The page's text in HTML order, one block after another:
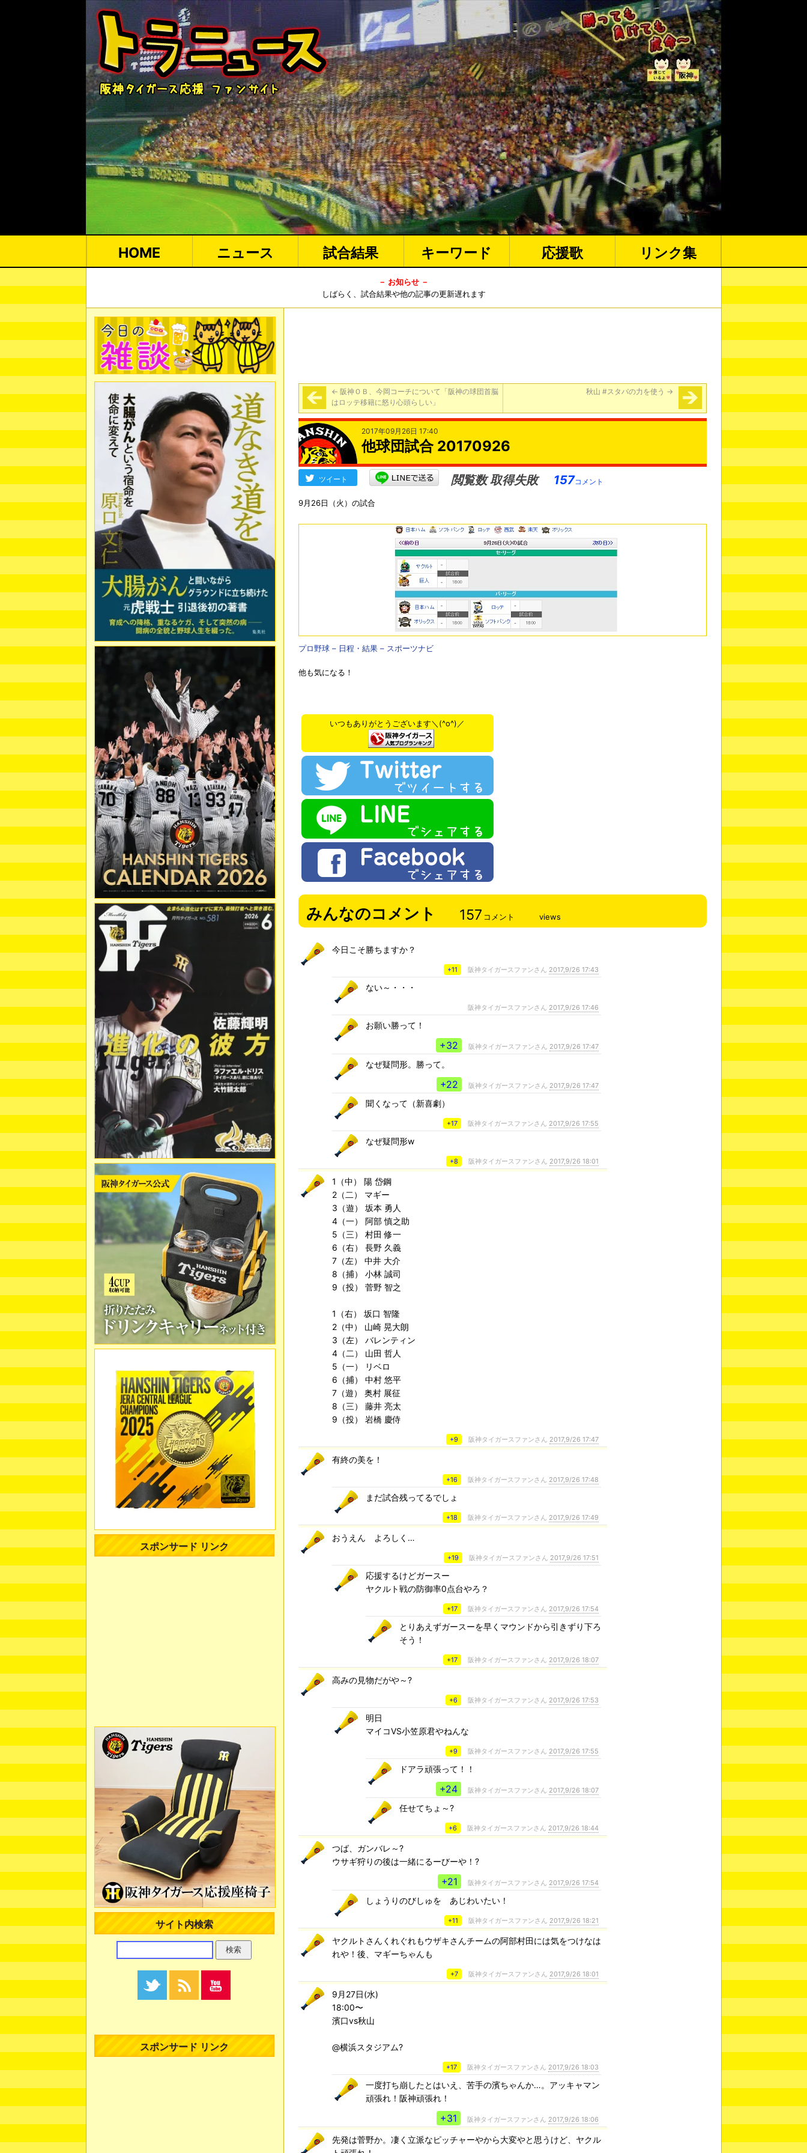
HOME ニュース 試合結果 キーワード 応援歌 リンク集
－ お知らせ －
しばらく、試合結果や他の記事の更新遅れます
← 阪神ＯＢ、今岡コーチについて「阪神の球団首脳
はロッテ移籍に怒り心頭らしい」
秋山 #スタバの力を使う →
2017年09月26日 17:40
他球団試合 20170926
ツイート 閲覧数 取得失敗 157コメント
9月26日（火）の試合
プロ野球 – 日程・結果 – スポーツナビ
他も気になる！
いつもありがとうございます＼(^o^)／
みんなのコメント 157 コメント views
今日こそ勝ちますか？
+11 阪神タイガースファンさん 2017,9/26 17:43
ない～・・・
阪神タイガースファンさん 2017,9/26 17:46
お願い勝って！
+32 阪神タイガースファンさん 2017,9/26 17:47
なぜ疑問形。勝って。
+22 阪神タイガースファンさん 2017,9/26 17:47
聞くなって（新喜劇）
+17 阪神タイガースファンさん 2017,9/26 17:55
なぜ疑問形w
+8 阪神タイガースファンさん 2017,9/26 18:01
1（中） 陽 岱鋼
2（二） マギー
3（遊） 坂本 勇人
4（一） 阿部 慎之助
5（三） 村田 修一
6（右） 長野 久義
7（左） 中井 大介
8（捕） 小林 誠司
9（投） 菅野 智之
1（右） 坂口 智隆
2（中） 山崎 晃大朗
3（左） バレンティン
4（二） 山田 哲人
5（一） リベロ
6（捕） 中村 悠平
7（遊） 奥村 展征
8（三） 藤井 亮太
9（投） 岩橋 慶侍
+9 阪神タイガースファンさん 2017,9/26 17:47
有終の美を！
+16 阪神タイガースファンさん 2017,9/26 17:48
まだ試合残ってるでしょ
+18 阪神タイガースファンさん 2017,9/26 17:49
おうえん よろしく…
+19 阪神タイガースファンさん 2017,9/26 17:51
応援するけどガースー
ヤクルト戦の防御率0点台やろ？
+17 阪神タイガースファンさん 2017,9/26 17:54
とりあえずガースーを早くマウンドから引きずり下ろ
そう！
+17 阪神タイガースファンさん 2017,9/26 18:07
高みの見物だがや～?
+6 阪神タイガースファンさん 2017,9/26 17:53
明日
マイコVS小笠原君やねんな
+9 阪神タイガースファンさん 2017,9/26 17:55
ドアラ頑張って！！
+24 阪神タイガースファンさん 2017,9/26 18:07
任せてちょ～?
+6 阪神タイガースファンさん 2017,9/26 18:44
つば、ガンバレ～?
ウサギ狩りの後は一緒にるーびーや！?
+21 阪神タイガースファンさん 2017,9/26 17:54
しょうりのびしゅを あじわいたい！
+11 阪神タイガースファンさん 2017,9/26 18:21
ヤクルトさんくれぐれもウザキさんチームの阿部村田には気をつけなは
れや！後、マギーちゃんも
+7 阪神タイガースファンさん 2017,9/26 18:01
9月27日(水)
18:00〜
濱口vs秋山
@横浜スタジアム?
+17 阪神タイガースファンさん 2017,9/26 18:03
一度打ち崩したとはいえ、苦手の濱ちゃんか…。アッキャマン
頑張れ！阪神頑張れ！
+31 阪神タイガースファンさん 2017,9/26 18:06
先発は菅野か。凄く立派なピッチャーやから大変やと思うけど、ヤクル
スポンサード リンク
サイト内検索
スポンサード リンク